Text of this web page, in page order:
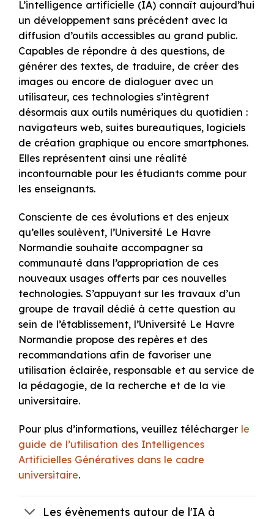
L’intelligence artificielle (IA) connaît aujourd’hui
un développement sans précédent avec la
diffusion d’outils accessibles au grand public.
Capables de répondre à des questions, de
générer des textes, de traduire, de créer des
images ou encore de dialoguer avec un
utilisateur, ces technologies s’intègrent
désormais aux outils numériques du quotidien :
navigateurs web, suites bureautiques, logiciels
de création graphique ou encore smartphones.
Elles représentent ainsi une réalité
incontournable pour les étudiants comme pour
les enseignants.
Consciente de ces évolutions et des enjeux
qu’elles soulèvent, l’Université Le Havre
Normandie souhaite accompagner sa
communauté dans l’appropriation de ces
nouveaux usages offerts par ces nouvelles
technologies. S’appuyant sur les travaux d’un
groupe de travail dédié à cette question au
sein de l’établissement, l’Université Le Havre
Normandie propose des repères et des
recommandations afin de favoriser une
utilisation éclairée, responsable et au service de
la pédagogie, de la recherche et de la vie
universitaire.
Pour plus d’informations, veuillez télécharger le
guide de l’utilisation des Intelligences
Artificielles Génératives dans le cadre
universitaire.
Les évènements autour de l'IA à